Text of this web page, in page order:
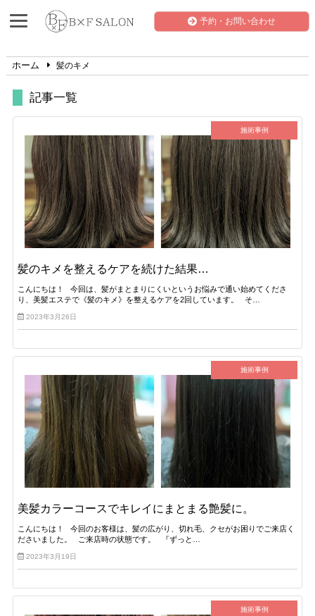
予約・お問い合わせ
ホーム 髪のキメ
記事一覧
施術事例
髪のキメを整えるケアを続けた結果…
こんにちは！ 今回は、髪がまとまりにくいというお悩みで通い始めてくださ
り、美髪エステで《髪のキメ》を整えるケアを2回しています。 そ…
2023年3月26日
施術事例
美髪カラーコースでキレイにまとまる艶髪に。
こんにちは！ 今回のお客様は、髪の広がり、切れ毛、クセがお困りでご来店く
ださいました。 ご来店時の状態です。 『ずっと…
2023年3月19日
施術事例